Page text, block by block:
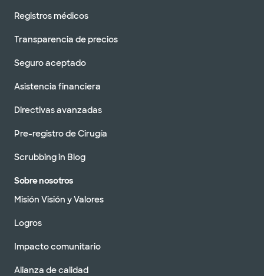
Registros médicos
Transparencia de precios
Seguro aceptado
Asistencia financiera
Directivas avanzadas
Pre-registro de Cirugía
Scrubbing in Blog
Sobre nosotros
Misión Visión y Valores
Logros
Impacto comunitario
Alianza de calidad